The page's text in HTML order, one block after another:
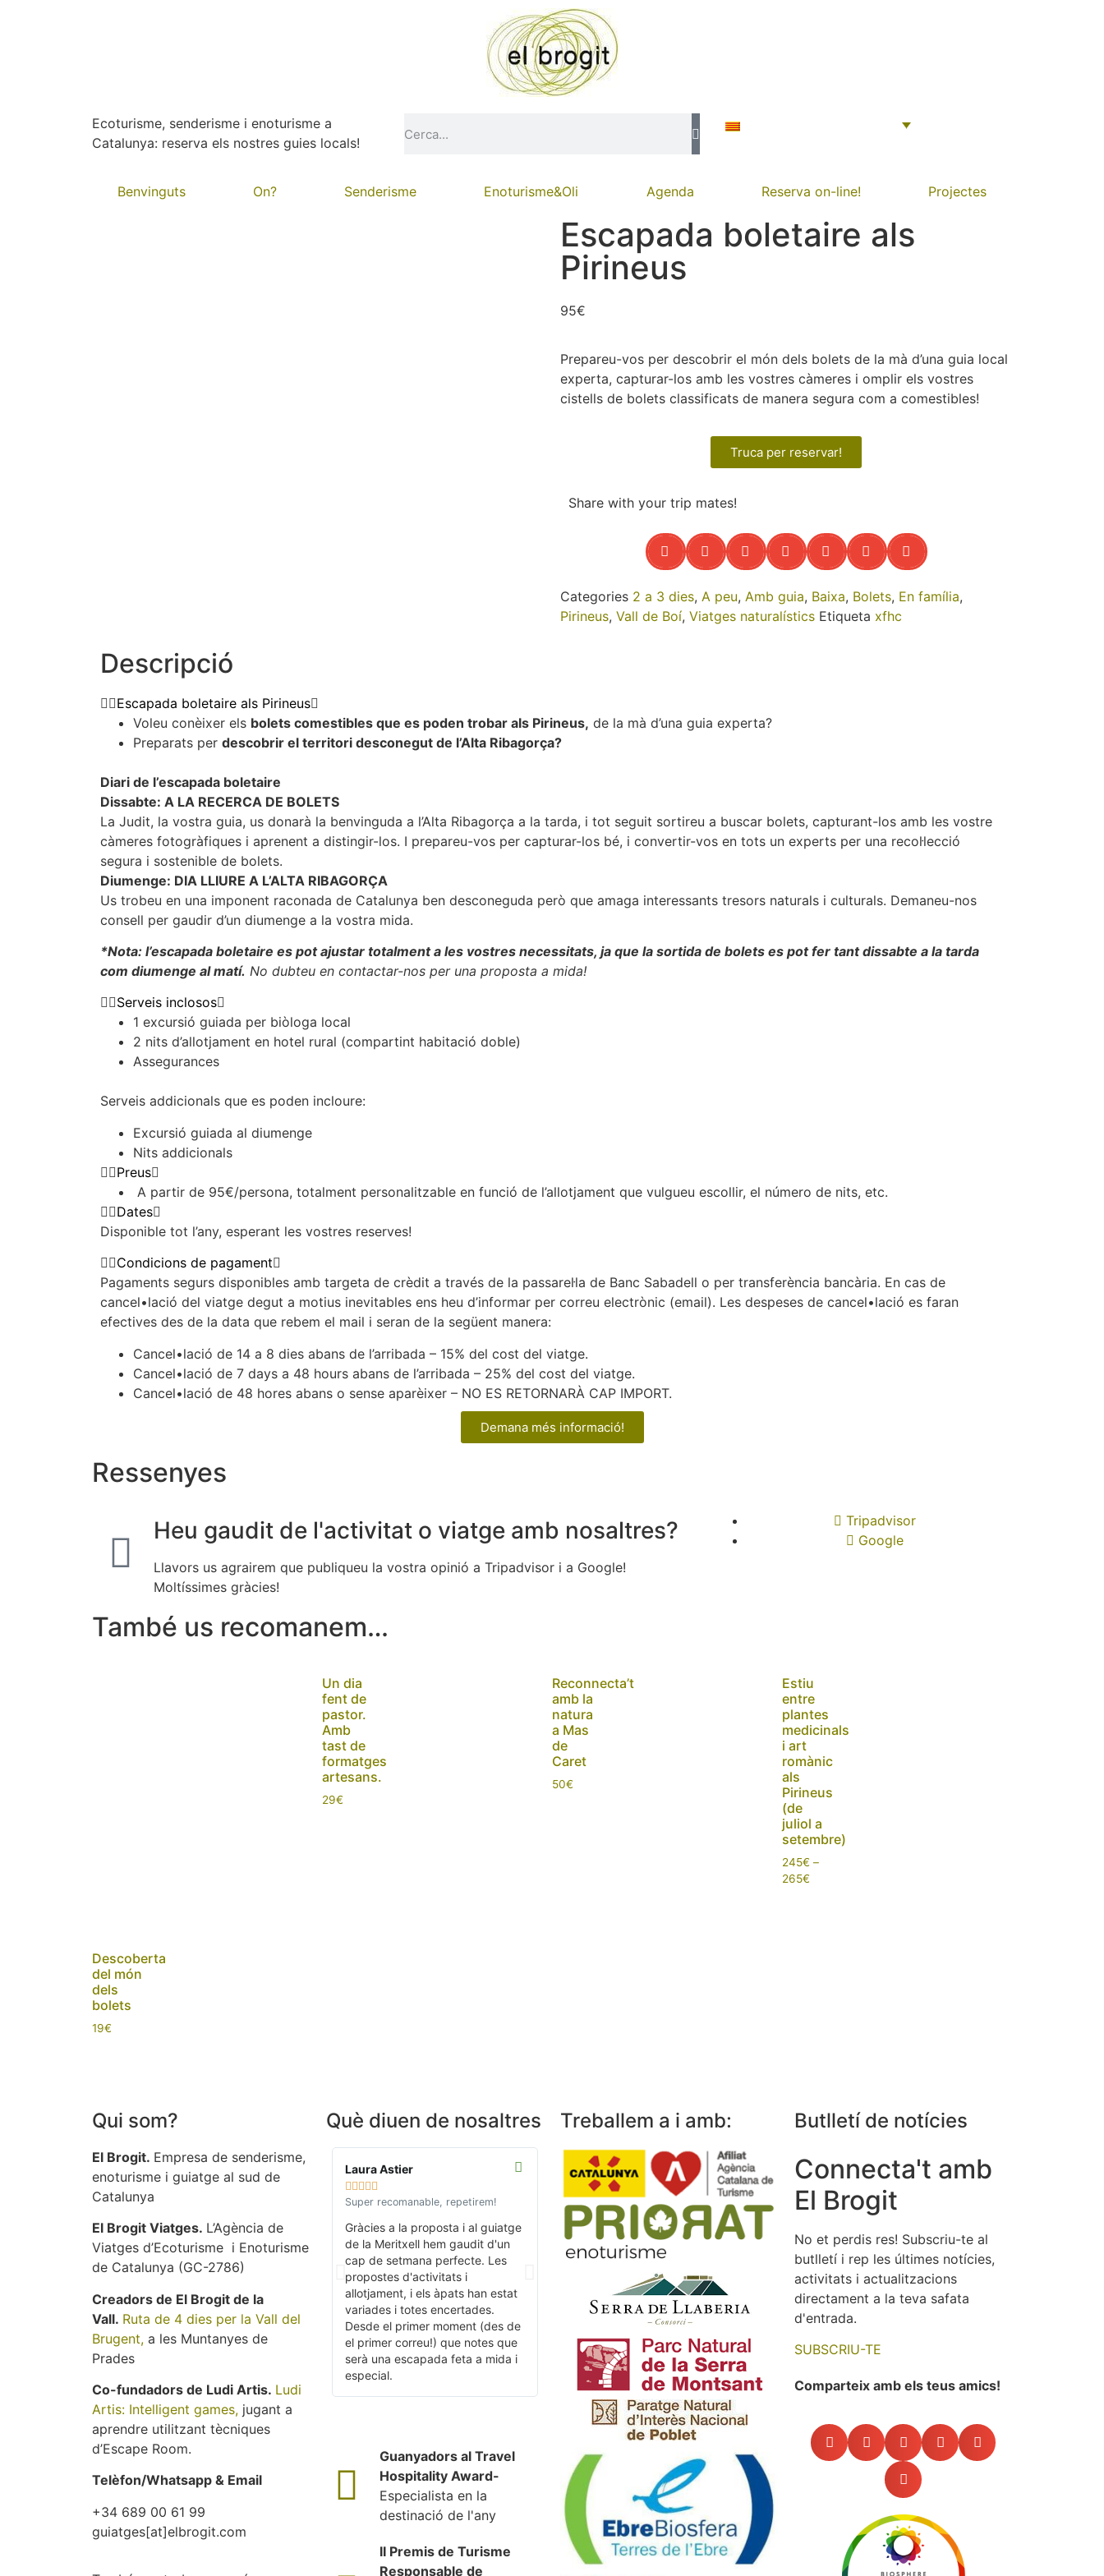
Ecoturisme, senderisme i enoturisme a
Catalunya: reserva els nostres guies locals!
Benvinguts On? Senderisme Enoturisme&Oli Agenda Reserva on-line! Projectes
Escapada boletaire als
Pirineus
95€
Prepareu-vos per descobrir el món dels bolets de la mà d’una guia local
experta, capturar-los amb les vostres càmeres i omplir els vostres
cistells de bolets classificats de manera segura com a comestibles!
Truca per reservar!
Share with your trip mates!
Categories 2 a 3 dies, A peu, Amb guia, Baixa, Bolets, En família,
Pirineus, Vall de Boí, Viatges naturalístics Etiqueta xfhc
Descripció
Escapada boletaire als Pirineus
Voleu conèixer els bolets comestibles que es poden trobar als Pirineus, de la mà d’una guia experta?
Preparats per descobrir el territori desconegut de l’Alta Ribagorça?
Diari de l’escapada boletaire
Dissabte: A LA RECERCA DE BOLETS
La Judit, la vostra guia, us donarà la benvinguda a l’Alta Ribagorça a la tarda, i tot seguit sortireu a buscar bolets, capturant-los amb les vostre
càmeres fotogràfiques i aprenent a distingir-los. I prepareu-vos per capturar-los bé, i convertir-vos en tots un experts per una recol·lecció
segura i sostenible de bolets.
Diumenge: DIA LLIURE A L’ALTA RIBAGORÇA
Us trobeu en una imponent raconada de Catalunya ben desconeguda però que amaga interessants tresors naturals i culturals. Demaneu-nos
consell per gaudir d’un diumenge a la vostra mida.
*Nota: l’escapada boletaire es pot ajustar totalment a les vostres necessitats, ja que la sortida de bolets es pot fer tant dissabte a la tarda
com diumenge al matí. No dubteu en contactar-nos per una proposta a mida!
Serveis inclosos
1 excursió guiada per biòloga local
2 nits d’allotjament en hotel rural (compartint habitació doble)
Assegurances
Serveis addicionals que es poden incloure:
Excursió guiada al diumenge
Nits addicionals
Preus
A partir de 95€/persona, totalment personalitzable en funció de l’allotjament que vulgueu escollir, el número de nits, etc.
Dates
Disponible tot l’any, esperant les vostres reserves!
Condicions de pagament
Pagaments segurs disponibles amb targeta de crèdit a través de la passarel·la de Banc Sabadell o per transferència bancària. En cas de
cancel•lació del viatge degut a motius inevitables ens heu d’informar per correu electrònic (email). Les despeses de cancel•lació es faran
efectives des de la data que rebem el mail i seran de la següent manera:
Cancel•lació de 14 a 8 dies abans de l’arribada – 15% del cost del viatge.
Cancel•lació de 7 days a 48 hours abans de l’arribada – 25% del cost del viatge.
Cancel•lació de 48 hores abans o sense aparèixer – NO ES RETORNARÀ CAP IMPORT.
Demana més informació!
Ressenyes
Heu gaudit de l'activitat o viatge amb nosaltres?
Llavors us agrairem que publiqueu la vostra opinió a Tripadvisor i a Google!
Moltíssimes gràcies!
Tripadvisor
Google
També us recomanem…
Un dia
fent de
pastor.
Amb
tast de
formatges
artesans.
29€
Reconnecta’t
amb la
natura
a Mas
de
Caret
50€
Estiu
entre
plantes
medicinals
i art
romànic
als
Pirineus
(de
juliol a
setembre)
245€ –
265€
Descoberta
del món
dels
bolets
19€
Qui som?
El Brogit. Empresa de senderisme,
enoturisme i guiatge al sud de
Catalunya
El Brogit Viatges. L’Agència de
Viatges d’Ecoturisme i Enoturisme
de Catalunya (GC-2786)
Creadors de El Brogit de la
Vall. Ruta de 4 dies per la Vall del
Brugent, a les Muntanyes de
Prades
Co-fundadors de Ludi Artis. Ludi
Artis: Intelligent games, jugant a
aprendre utilitzant tècniques
d’Escape Room.
Telèfon/Whatsapp & Email
+34 689 00 61 99
guiatges[at]elbrogit.com
Què diuen de nosaltres
Laura Astier
    
Super recomanable, repetirem!
Gràcies a la proposta i al guiatge
de la Meritxell hem gaudit d'un
cap de setmana perfecte. Les
propostes d'activitats i
allotjament, i els àpats han estat
variades i totes encertades.
Desde el primer moment (des de
el primer correu!) que notes que
serà una escapada feta a mida i
especial.
Alfonso i Cori
Ruta del Cister organitzada
Ens van organitzar una ruta del
cister durant quatre dies, i tot va
ser perfecte: l'organització i els
hotels per descansar després de
cada jornada perfectes, tot molt
professional. Gràcies Meritxell
per l'organització i l'atenció
rebuda. Molt recomanable!
Cimae SCCL

Divertida activitat per empresa!
fer, pels volts de Nadal, una
activitat molt divertida a Mont-
roig per "recuperar una pintura"
de Miró. Vam participar-hi tots
l'enginy en un paisatge fantàstic.
Gràcies David i Meritxell!
Guanyadors al Travel
Hospitality Award-
Especialista en la
destinació de l'any
II Premis de Turisme
Responsable de
Treballem a i amb: Butlletí de notícies
Connecta't amb
El Brogit
No et perdis res! Subscriu-te al
butlletí i rep les últimes notícies,
activitats i actualitzacions
directament a la teva safata
d'entrada.
SUBSCRIU-TE
Comparteix amb els teus amics!